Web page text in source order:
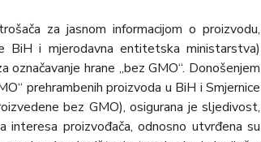
za jasnom informacijom o proizvodu,
BiH i mjerodavna entitetska ministarstva)
hrane „bez GMO“. Donošenjem
prehrambenih proizvoda u BiH i Smjernice
bez GMO), osigurana je slјedivost,
proizvođača, odnosno utvrđena su